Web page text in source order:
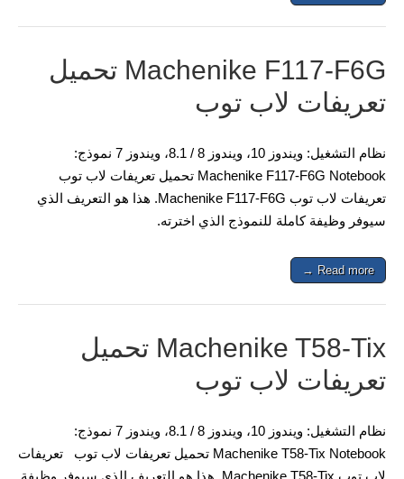
Machenike F117-F6G تحميل
تعريفات لاب توب
نظام التشغيل: ويندوز 10، ويندوز 8 / 8.1، ويندوز 7 نموذج:
Machenike F117-F6G Notebook تحميل تعريفات لاب توب
تعريفات لاب توب Machenike F117-F6G. هذا هو التعريف الذي
سيوفر وظيفة كاملة للنموذج الذي اخترته.
Read more →
Machenike T58-Tix تحميل
تعريفات لاب توب
نظام التشغيل: ويندوز 10، ويندوز 8 / 8.1، ويندوز 7 نموذج:
Machenike T58-Tix Notebook تحميل تعريفات لاب توب تعريفات
لاب توب Machenike T58-Tix. هذا هو التعريف الذي سيوفر وظيفة